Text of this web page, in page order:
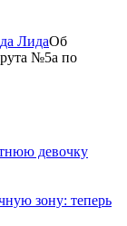
ЛидаОб
№5а по
девочку
зону: теперь